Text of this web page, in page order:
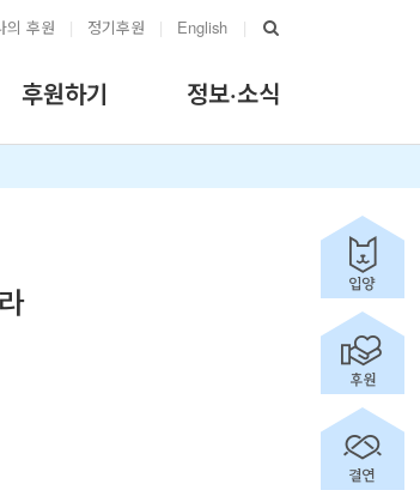
의 후원 | 정기후원 | English |
후원하기 정보·소식